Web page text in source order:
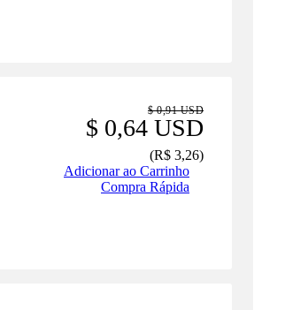
$ 0,91 USD
$ 0,64 USD
(R$ 3,26)
Adicionar ao Carrinho
Compra Rápida